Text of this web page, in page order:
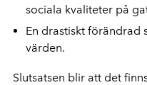
sociala kvaliteter på
En drastiskt förändrad
värden.
Slutsatsen blir att det